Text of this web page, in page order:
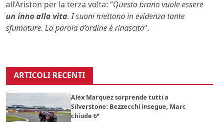
all’Ariston per la terza volta: “Questo brano vuole essere
un inno alla vita. I suoni mettono in evidenza tante
sfumature. La parola d’ordine è rinascita“.
ARTICOLI RECENTI
Alex Marquez sorprende tutti a
Silverstone: Bezzecchi insegue, Marc
chiude 6°